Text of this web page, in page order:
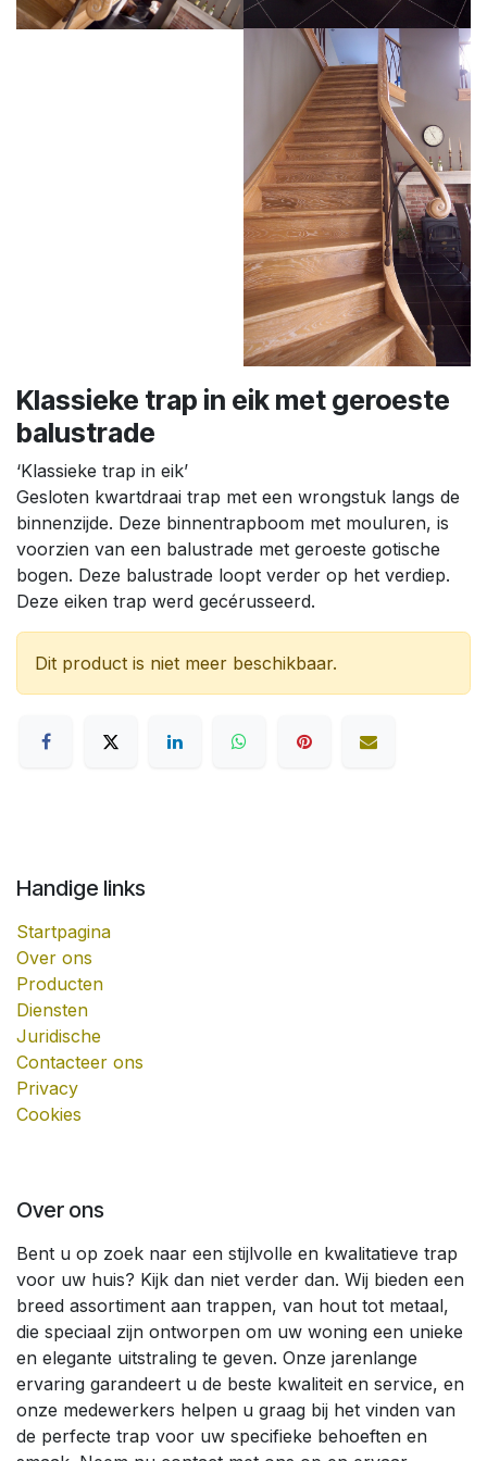
Klassieke trap in eik met geroeste
balustrade
‘Klassieke trap in eik’
Gesloten kwartdraai trap met een wrongstuk langs de
binnenzijde. Deze binnentrapboom met mouluren, is
voorzien van een balustrade met geroeste gotische
bogen. Deze balustrade loopt verder op het verdiep.
Deze eiken trap werd gecérusseerd.
Dit product is niet meer beschikbaar.
Handige links
Startpagina
Over ons
Producten
Diensten
Juridische
Contacteer ons
Privacy
Cookies
Over ons
Bent u op zoek naar een stijlvolle en kwalitatieve trap
voor uw huis? Kijk dan niet verder dan. Wij bieden een
breed assortiment aan trappen, van hout tot metaal,
die speciaal zijn ontworpen om uw woning een unieke
en elegante uitstraling te geven. Onze jarenlange
ervaring garandeert u de beste kwaliteit en service, en
onze medewerkers helpen u graag bij het vinden van
de perfecte trap voor uw specifieke behoeften en